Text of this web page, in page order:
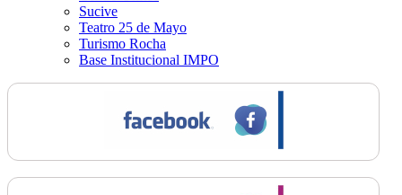
Sucive
Teatro 25 de Mayo
Turismo Rocha
Base Institucional IMPO